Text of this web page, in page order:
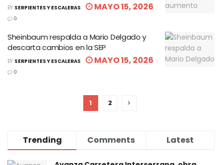
BY SERPIENTES Y ESCALERAS MAYO 15, 2026
0
Sheinbaum respalda a Mario Delgado y
descarta cambios en la SEP
BY SERPIENTES Y ESCALERAS MAYO 15, 2026
0
1 2
Trending Comments Latest